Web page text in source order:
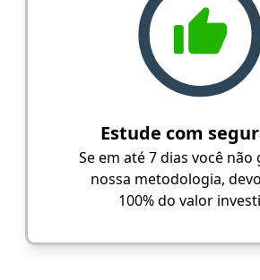
Estude com
Se em até 7 dias você não
nossa metodologia,
100% do valor